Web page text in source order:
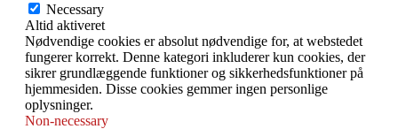
Necessary
Altid aktiveret
Nødvendige cookies er absolut nødvendige for, at webstedet
fungerer korrekt. Denne kategori inkluderer kun cookies, der
sikrer grundlæggende funktioner og sikkerhedsfunktioner på
hjemmesiden. Disse cookies gemmer ingen personlige
oplysninger.
Non-necessary